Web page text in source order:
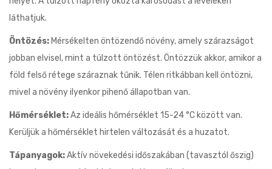
láthatjuk.
Öntözés: Mérsékelten öntözendő növény, amely szárazságot
jobban elvisel, mint a túlzott öntözést. Öntözzük akkor, amikor a
föld felső rétege száraznak tűnik. Télen ritkábban kell öntözni,
mivel a növény ilyenkor pihenő állapotban van.
Hőmérséklet:Az ideális hőmérséklet 15-24 °C között van.
Kerüljük a hőmérséklet hirtelen változását és a huzatot.
Tápanyagok:Aktív növekedési időszakában (tavasztól őszig)